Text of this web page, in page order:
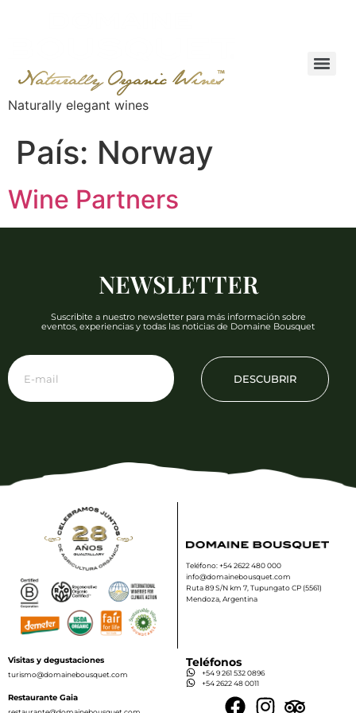
Naturally elegant wines
País: Norway
Wine Partners
NEWSLETTER
Suscribite a nuestro newsletter para más información sobre
eventos, experiencias y todas las noticias de Domaine Bousquet
DESCUBRIR
Teléfono: +54 2622 480 000
info@domainebousquet.com
Ruta 89 S/N km 7, Tupungato CP (5561)
Mendoza, Argentina
Visitas y degustaciones
turismo@domainebousquet.com
Restaurante Gaia
Teléfonos
+54 9 261 532 0896
+54 2622 48 0011